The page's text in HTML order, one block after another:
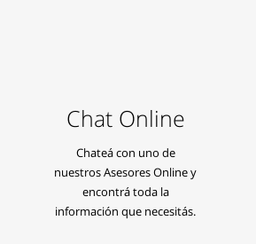
Chat Online
Chateá con uno de
nuestros Asesores Online y
encontrá toda la
información que necesitás.